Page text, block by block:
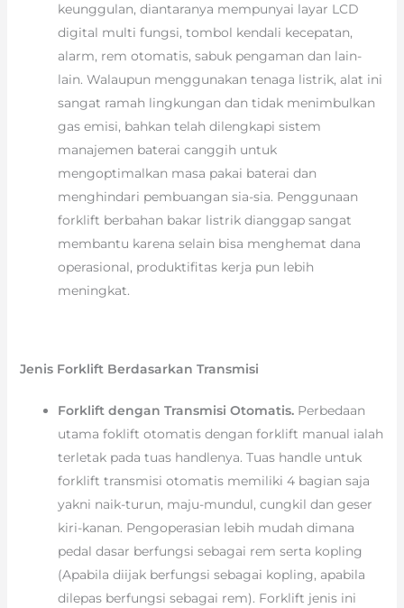
keunggulan, diantaranya mempunyai layar LCD
digital multi fungsi, tombol kendali kecepatan,
alarm, rem otomatis, sabuk pengaman dan lain-
lain. Walaupun menggunakan tenaga listrik, alat ini
sangat ramah lingkungan dan tidak menimbulkan
gas emisi, bahkan telah dilengkapi sistem
manajemen baterai canggih untuk
mengoptimalkan masa pakai baterai dan
menghindari pembuangan sia-sia. Penggunaan
forklift berbahan bakar listrik dianggap sangat
membantu karena selain bisa menghemat dana
operasional, produktifitas kerja pun lebih
meningkat.
Jenis Forklift Berdasarkan Transmisi
Forklift dengan Transmisi Otomatis. Perbedaan
utama foklift otomatis dengan forklift manual ialah
terletak pada tuas handlenya. Tuas handle untuk
forklift transmisi otomatis memiliki 4 bagian saja
yakni naik-turun, maju-mundul, cungkil dan geser
kiri-kanan. Pengoperasian lebih mudah dimana
pedal dasar berfungsi sebagai rem serta kopling
(Apabila diijak berfungsi sebagai kopling, apabila
dilepas berfungsi sebagai rem). Forklift jenis ini